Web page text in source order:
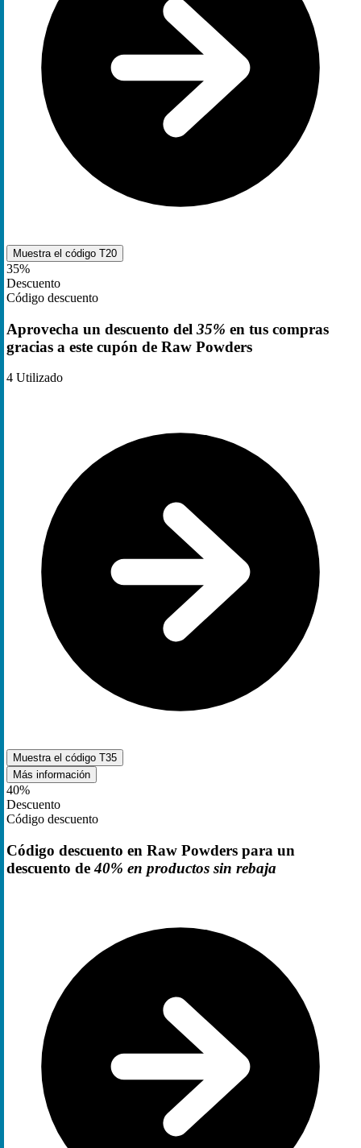
Muestra el código T20
35%
Descuento
Código descuento
Aprovecha un descuento del 35% en tus compras
gracias a este cupón de Raw Powders
4 Utilizado
Muestra el código T35
Más información
40%
Descuento
Código descuento
Código descuento en Raw Powders para un
descuento de40% en productos sin rebaja